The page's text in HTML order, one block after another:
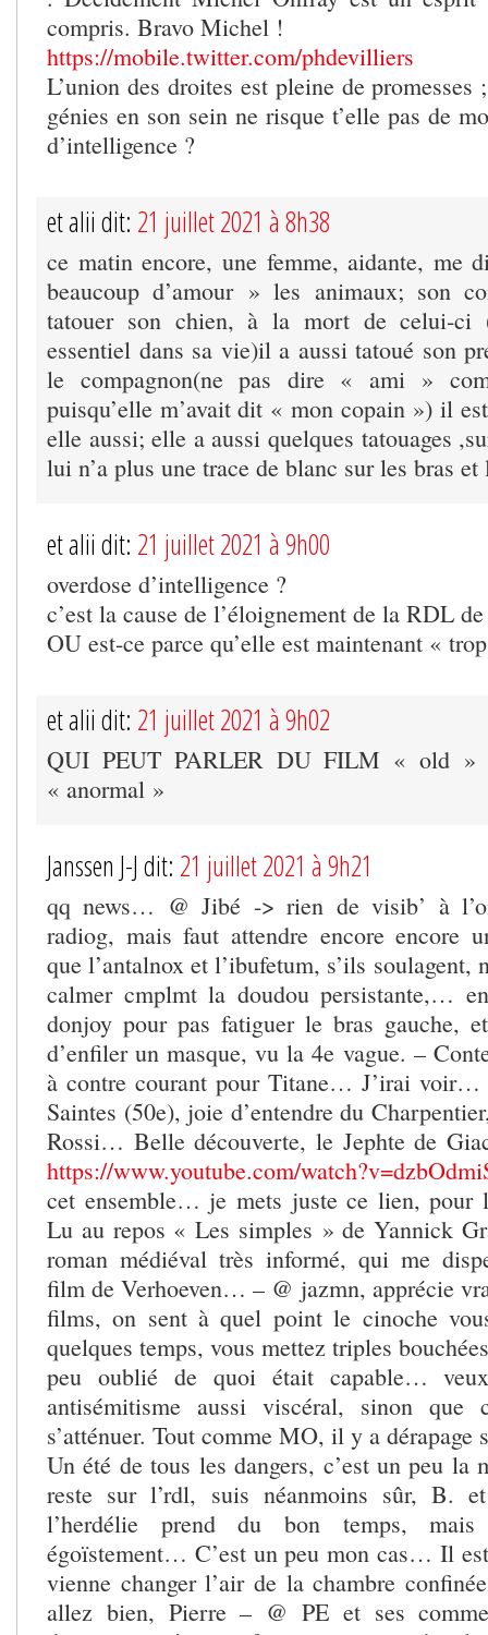
compris. Bravo Michel !
https://mobile.twitter.com/phdevilliers
L’union des droites est pleine de promesses
génies en son sein ne risque t’elle pas de
d’intelligence ?
et alii dit: 21 juillet 2021 à 8h38
ce matin encore, une femme, aidante, me
beaucoup d’amour » les animaux; son
tatouer son chien, à la mort de celui-
essentiel dans sa vie)il a aussi tatoué son
le compagnon(ne pas dire « ami »
puisqu’elle m’avait dit « mon copain ») il
elle aussi; elle a aussi quelques tatouages
lui n’a plus une trace de blanc sur les bras et
et alii dit: 21 juillet 2021 à 9h00
overdose d’intelligence ?
c’est la cause de l’éloignement de la RDL
OU est-ce parce qu’elle est maintenant «
et alii dit: 21 juillet 2021 à 9h02
QUI PEUT PARLER DU FILM « old
« anormal »
Janssen J-J dit: 21 juillet 2021 à 9h21
qq news… @ Jibé -> rien de visib’ à
radiog, mais faut attendre encore encore
que l’antalnox et l’ibufetum, s’ils soulagent,
calmer cmplmt la doudou persistante,…
donjoy pour pas fatiguer le bras gauche,
d’enfiler un masque, vu la 4e vague. –
à contre courant pour Titane… J’irai voir…
Saintes (50e), joie d’entendre du
Rossi… Belle découverte, le Jephte de
https://www.youtube.com/
cet ensemble… je mets juste ce lien, pour
Lu au repos « Les simples » de Yannick
roman médiéval très informé, qui me
film de Verhoeven… – @ jazmn, apprécie
films, on sent à quel point le cinoche
quelques temps, vous mettez triples
peu oublié de quoi était capable…
antisémitisme aussi viscéral, sinon que
s’atténuer. Tout comme MO, il y a
Un été de tous les dangers, c’est un peu la
reste sur l’rdl, suis néanmoins sûr, B.
l’herdélie prend du bon temps,
égoïstement… C’est un peu mon cas… Il
vienne changer l’air de la chambre
allez bien, Pierre – @ PE et ses